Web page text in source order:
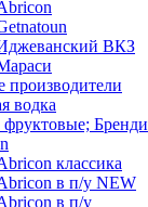
ВКЗ
производители
водка
Бренди
классика
в п/у NEW
в п/у